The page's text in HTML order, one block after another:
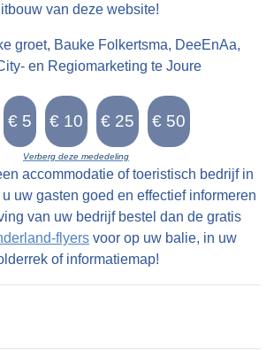
van deze website!
groet, Bauke Folkertsma, DeeEnAa,
en Regiomarketing te Joure
Verberg deze mededeling
accommodatie of toeristisch bedrijf in
uw gasten goed en effectief informeren
van uw bedrijf bestel dan de gratis
flyers voor op uw balie, in uw
of informatiemap!